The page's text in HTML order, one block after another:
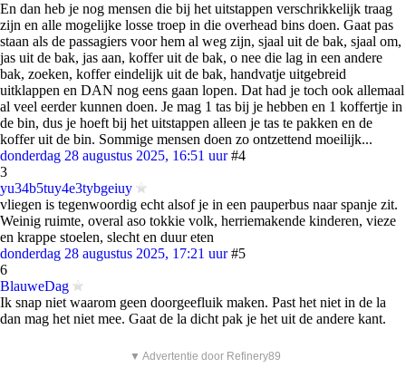
En dan heb je nog mensen die bij het uitstappen verschrikkelijk traag
zijn en alle mogelijke losse troep in die overhead bins doen. Gaat pas
staan als de passagiers voor hem al weg zijn, sjaal uit de bak, sjaal om,
jas uit de bak, jas aan, koffer uit de bak, o nee die lag in een andere
bak, zoeken, koffer eindelijk uit de bak, handvatje uitgebreid
uitklappen en DAN nog eens gaan lopen. Dat had je toch ook allemaal
al veel eerder kunnen doen. Je mag 1 tas bij je hebben en 1 koffertje in
de bin, dus je hoeft bij het uitstappen alleen je tas te pakken en de
koffer uit de bin. Sommige mensen doen zo ontzettend moeilijk...
donderdag 28 augustus 2025, 16:51 uur #4
3
yu34b5tuy4e3tybgeiuy
vliegen is tegenwoordig echt alsof je in een pauperbus naar spanje zit.
Weinig ruimte, overal aso tokkie volk, herriemakende kinderen, vieze
en krappe stoelen, slecht en duur eten
donderdag 28 augustus 2025, 17:21 uur #5
6
BlauweDag
Ik snap niet waarom geen doorgeefluik maken. Past het niet in de la
dan mag het niet mee. Gaat de la dicht pak je het uit de andere kant.
▼ Advertentie door Refinery89